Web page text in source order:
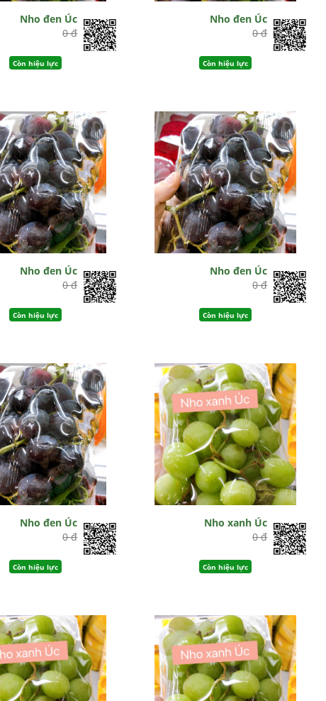
Nho đen Úc
0 đ
Còn hiệu lực
Nho đen Úc
0 đ
Còn hiệu lực
Nho đen Úc
0 đ
Còn hiệu lực
Nho đen Úc
0 đ
Còn hiệu lực
Nho đen Úc
0 đ
Còn hiệu lực
Nho xanh Úc
0 đ
Còn hiệu lực